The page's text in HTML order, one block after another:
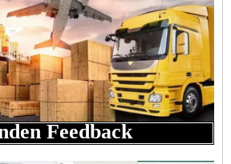
Feedback